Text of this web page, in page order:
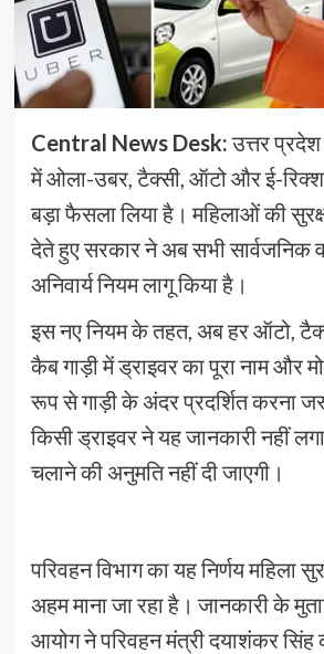
Central News Desk:उत्तर
में ओला-उबर, टैक्सी, ऑटो और ई-
बड़ा फैसला लिया है। महिलाओं की
देते हुए सरकार ने अब सभी सार्वजनिक
अनिवार्य नियम लागू किया है।
इस नए नियम के तहत, अब हर ऑटो,
कैब गाड़ी में ड्राइवर का पूरा नाम और
रूप से गाड़ी के अंदर प्रदर्शित करना
किसी ड्राइवर ने यह जानकारी नहीं
चलाने की अनुमति नहीं दी जाएगी।
परिवहन विभाग का यह निर्णय महिला
अहम माना जा रहा है। जानकारी के
आयोग ने परिवहन मंत्री दयाशंकर